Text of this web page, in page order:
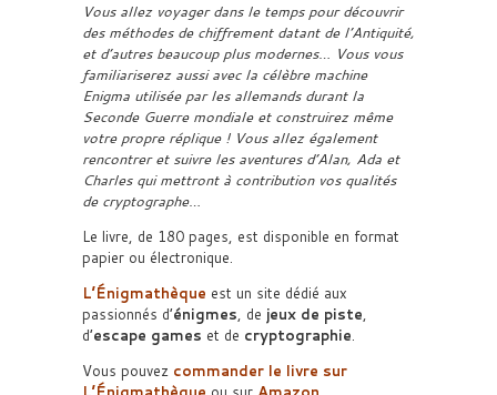
Vous allez voyager dans le temps pour découvrir
des méthodes de chiffrement datant de l’Antiquité,
et d’autres beaucoup plus modernes… Vous vous
familiariserez aussi avec la célèbre machine
Enigma utilisée par les allemands durant la
Seconde Guerre mondiale et construirez même
votre propre réplique ! Vous allez également
rencontrer et suivre les aventures d’Alan, Ada et
Charles qui mettront à contribution vos qualités
de cryptographe…
Le livre, de 180 pages, est disponible en format
papier ou électronique.
L’Énigmathèque est un site dédié aux
passionnés d’énigmes, de jeux de piste,
d’escape games et de cryptographie.
Vous pouvez commander le livre sur